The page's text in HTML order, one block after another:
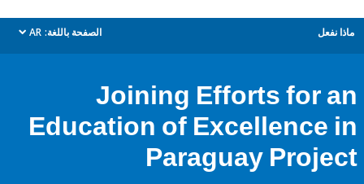
الصفحة باللغة: AR
dropdown
Joining Efforts
Education of
Paraguay